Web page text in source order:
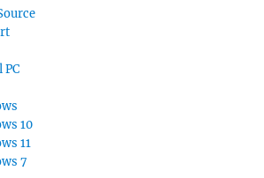
10
11
7